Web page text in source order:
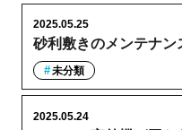
砂利敷きのメンテナ
2025.05.25
未分類
2025.05.24